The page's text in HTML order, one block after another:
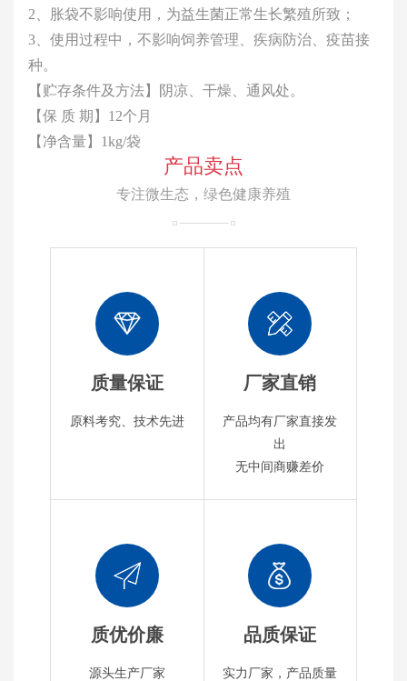
2、胀袋不影响使用，为益生菌正常生长繁殖所致；
3、使用过程中，不影响饲养管理、疾病防治、疫苗接
种。
【贮存条件及方法】阴凉、干燥、通风处。
【保 质 期】12个月
【净含量】1kg/袋
产品卖点
专注微生态，绿色健康养殖
质量保证
原料考究、技术先进
厂家直销
产品均有厂家直接发
出
无中间商赚差价
质优价廉
源头生产厂家
品质保证
实力厂家，产品质量